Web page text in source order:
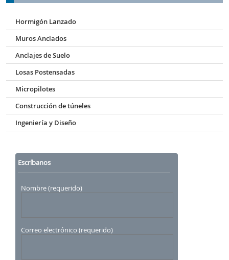
Hormigón Lanzado
Muros Anclados
Anclajes de Suelo
Losas Postensadas
Micropilotes
Construcción de túneles
Ingeniería y Diseño
Escríbanos
Nombre (requerido)
Correo electrónico (requerido)